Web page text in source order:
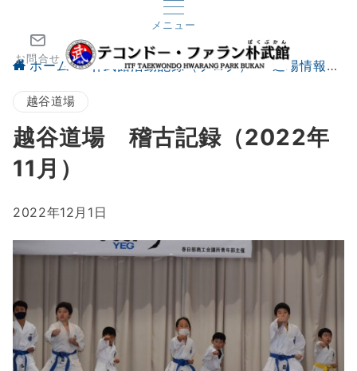
メニュー
お問合せ
ホーム 朴武館活動記録（ブログ） 道場情報
越谷道場
越谷道場 稽古記録（2022年
11月）
2022年12月1日